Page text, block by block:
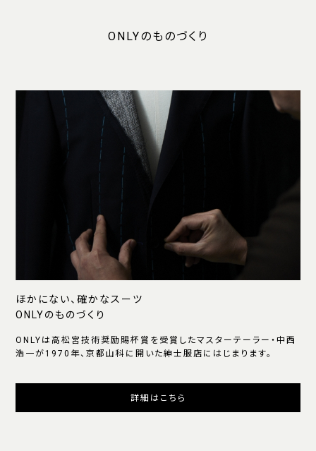
ONLYのものづくり
ほかにない、確かなスーツ
ONLYのものづくり
ONLYは高松宮技術奨励賜杯賞を受賞したマスターテーラー・中西
浩一が1970年、京都山科に開いた紳士服店にはじまります。
詳細はこちら